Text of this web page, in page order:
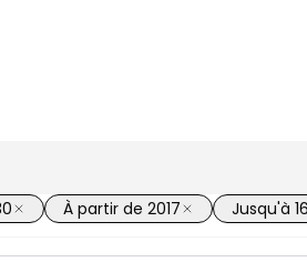
À partir de 2017 Jusqu'à